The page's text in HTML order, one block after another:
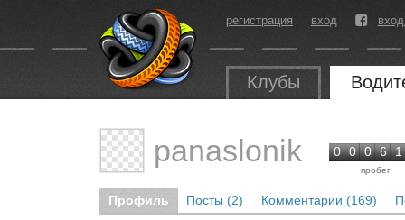
регистрация вход
Клубы
panaslonik 0 0 0 6 1
пробег
Профиль Посты (2) Комментарии (169)